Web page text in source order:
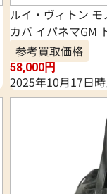
ルイ・ヴィトン
カバ イパネマGM
参考買取価格
58,000円
2025年10月17日